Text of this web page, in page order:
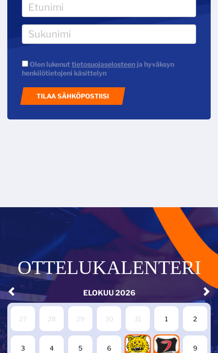
Olen lukenuttietosuojaselosteen ja hyväksyn
henkilötietojeni käsittelyn
TILAA SÄHKÖPOSTIISI
OTTELUKALENTERI
ELOKUU 2026
27 28 29 30 31 1 2
3 4 5 6
7
8
9